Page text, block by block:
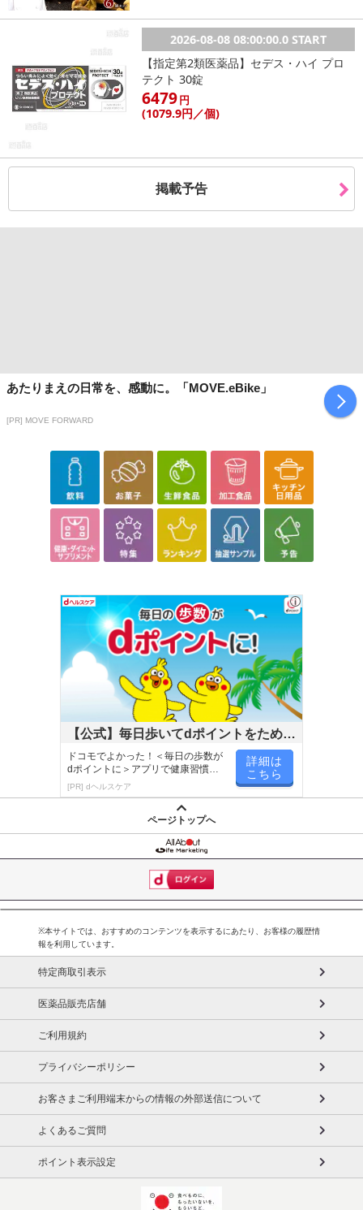
※dショッピングサンプル百貨店よりお届けする商品は、ご利用いた
だいた後のご感想をいただくことを目的としており、転売等は固く
転売等、目的以外での利用が確認された場合は、サービス利用を停
止させていただきます。
【配送伝票番号について】
配送伝票番号がマイページに表示されない場合もございます。予
発送日カレンダー
こちらの情報は2026-07-09 14:13:35.0 での情報となります。
2026-08-08 08:00:00.0 START
【指定第2類医薬品】セデス・ハイ プロ
テクト 30錠
6479円
(1079.9円／個)
掲載予告
あたりまえの日常を、感動に。「MOVE.eBike」
[PR] MOVE FORWARD
【公式】毎日歩いてdポイントをためよ
う！
ドコモでよかった！＜毎日の歩数が
dポイントに＞アプリで健康習慣が
楽しく続く！
[PR] dヘルスケア
詳細は
こちら
ページトップへ
※本サイトでは、おすすめのコンテンツを表示するにあたり、お客様の履歴情
報を利用しています。
特定商取引表示
医薬品販売店舗
ご利用規約
プライバシーポリシー
お客さまご利用端末からの情報の外部送信について
よくあるご質問
ポイント表示設定